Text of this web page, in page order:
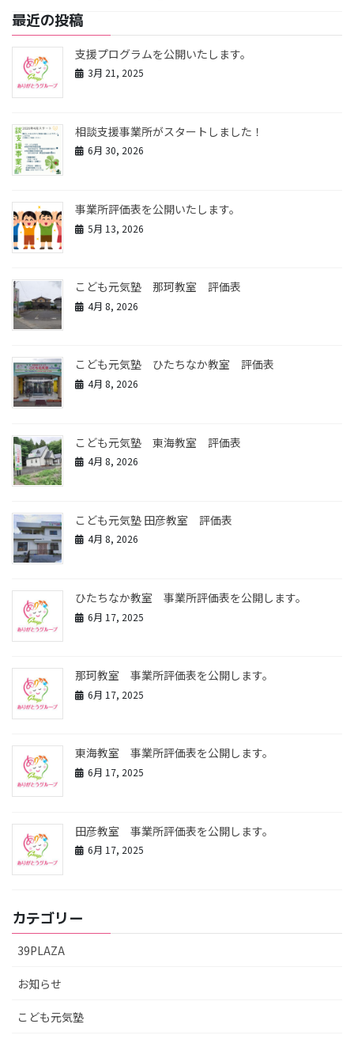
最近の投稿
支援プログラムを公開いたします。
3月 21, 2025
相談支援事業所がスタートしました！
6月 30, 2026
事業所評価表を公開いたします。
5月 13, 2026
こども元気塾 那珂教室 評価表
4月 8, 2026
こども元気塾 ひたちなか教室 評価表
4月 8, 2026
こども元気塾 東海教室 評価表
4月 8, 2026
こども元気塾 田彦教室 評価表
4月 8, 2026
ひたちなか教室 事業所評価表を公開します。
6月 17, 2025
那珂教室 事業所評価表を公開します。
6月 17, 2025
東海教室 事業所評価表を公開します。
6月 17, 2025
田彦教室 事業所評価表を公開します。
6月 17, 2025
カテゴリー
39PLAZA
お知らせ
こども元気塾